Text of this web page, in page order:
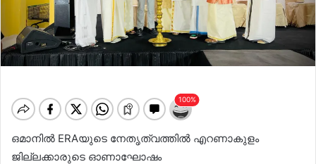
ഒമാനിൽ ERAയുടെ നേതൃത്വത്തിൽ എറണാകുളം
ജില്ലക്കാരുടെ ഓണാഘോഷം